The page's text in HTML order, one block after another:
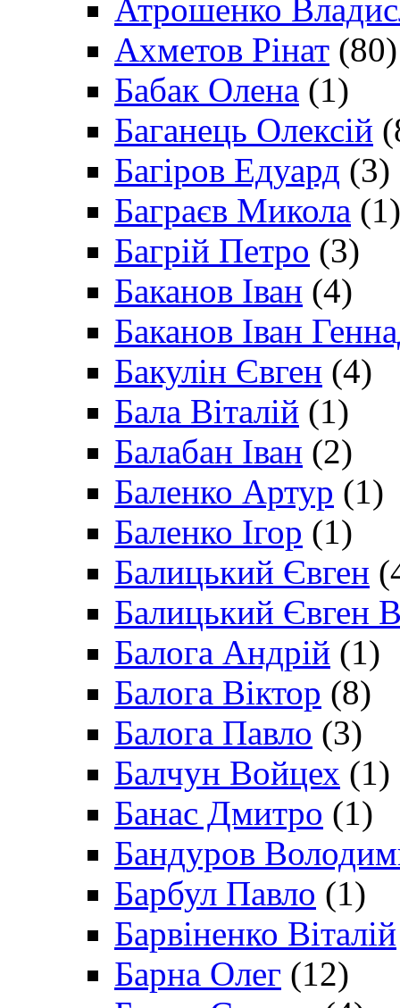
Атрошенко
Ахметов Рінат (80)
Бабак Олена (1)
Баганець Олексій
Багіров Едуард (3)
Баграєв Микола (1)
Багрій Петро (3)
Баканов Іван (4)
Баканов Іван
Бакулін Євген (4)
Бала Віталій (1)
Балабан Іван (2)
Баленко Артур (1)
Баленко Ігор (1)
Балицький Євген
Балицький Євген
Балога Андрій (1)
Балога Віктор (8)
Балога Павло (3)
Балчун Войцех (1)
Банас Дмитро (1)
Бандуров
Барбул Павло (1)
Барвіненко Віталій
Барна Олег (12)